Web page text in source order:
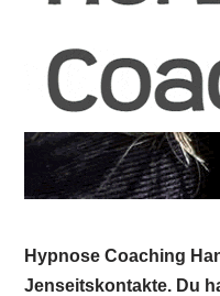
Hypnose Coaching
Jenseitskontakte. Du